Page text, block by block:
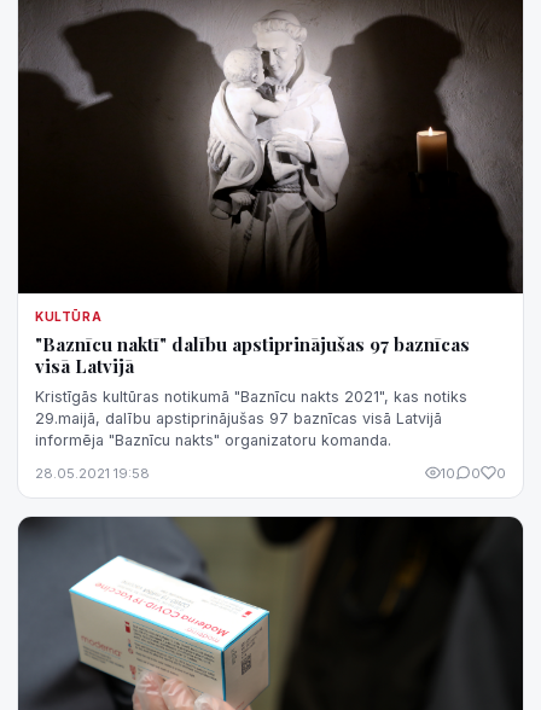
KULTŪRA
"Baznīcu naktī" dalību apstiprinājušas 97 baznīcas
visā Latvijā
Kristīgās kultūras notikumā "Baznīcu nakts 2021", kas notiks
29.maijā, dalību apstiprinājušas 97 baznīcas visā Latvijā
informēja "Baznīcu nakts" organizatoru komanda.
28.05.2021 19:58 10 0 0